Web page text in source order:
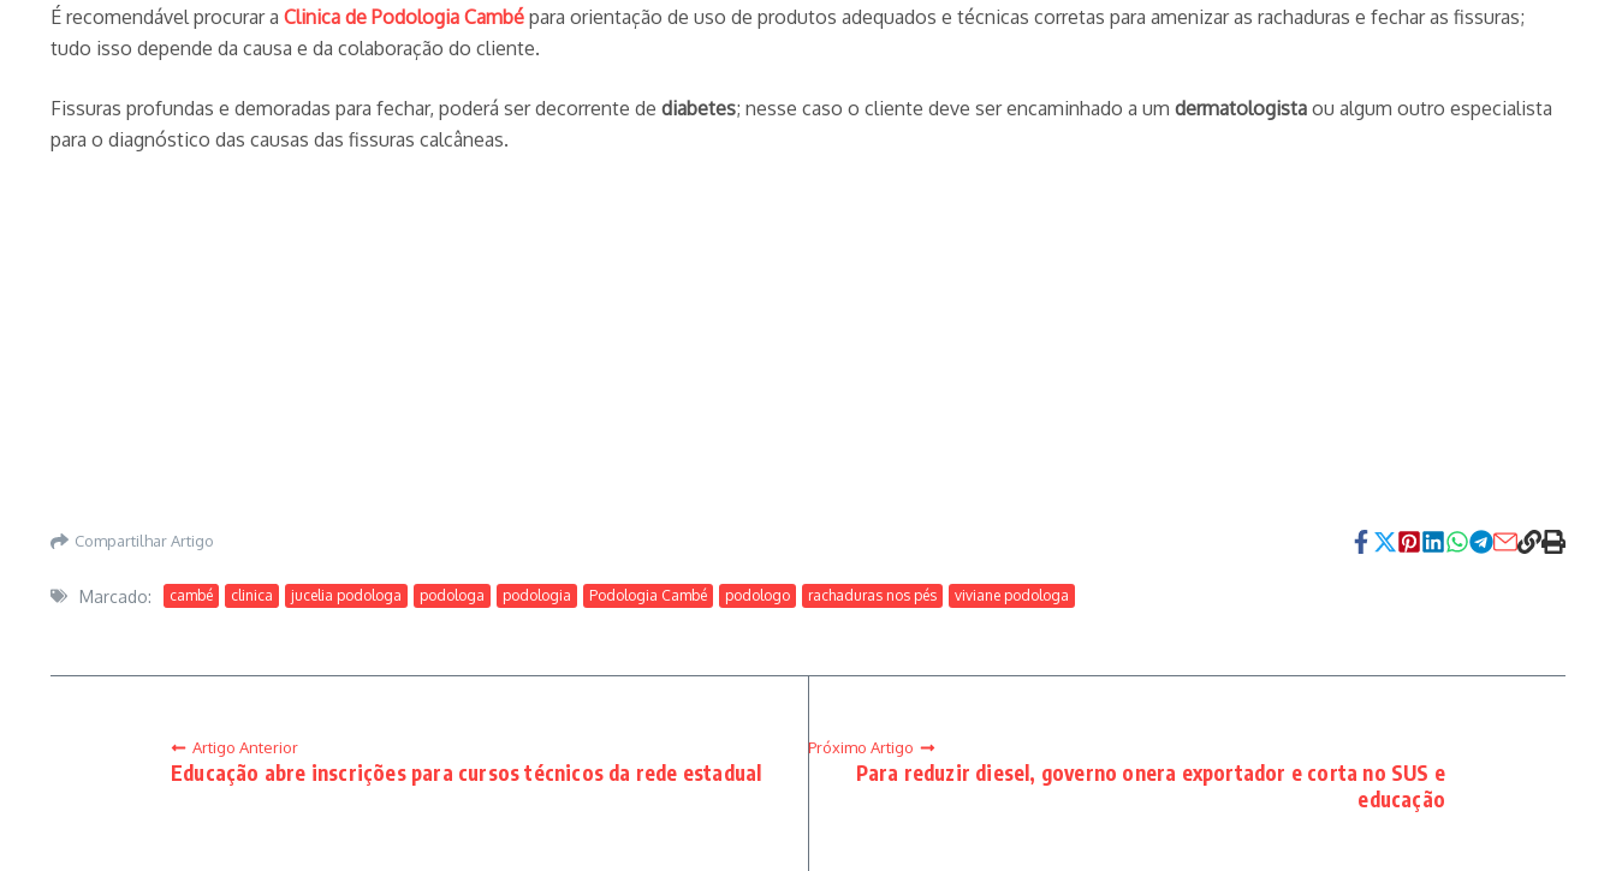
É recomendável procurar a Clinica de Podologia Cambé para orientação de uso de produtos adequados e técnicas corretas para amenizar as rachaduras e fechar as fissuras;
tudo isso depende da causa e da colaboração do cliente.
Fissuras profundas e demoradas para fechar, poderá ser decorrente de diabetes; nesse caso o cliente deve ser encaminhado a um dermatologista ou algum outro especialista
para o diagnóstico das causas das fissuras calcâneas.
Compartilhar Artigo
Marcado: cambé clinica jucelia podologa podologa podologia Podologia Cambé podologo rachaduras nos pés viviane podologa
Artigo Anterior
Educação abre inscrições para cursos técnicos da rede estadual
Próximo Artigo
Para reduzir diesel, governo onera exportador e corta no SUS e
educação